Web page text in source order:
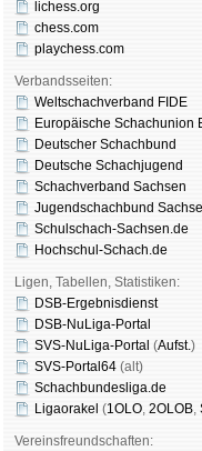
lichess.org
chess.com
playchess.com
Verbandsseiten:
Weltschachverband FIDE
Europäische Schachunion
Deutscher Schachbund
Deutsche Schachjugend
Schachverband Sachsen
Jugendschachbund
Schulschach-Sachsen.de
Hochschul-Schach.de
Ligen, Tabellen, Statistiken:
DSB-Ergebnisdienst
DSB-NuLiga-Portal
SVS-NuLiga-Portal (Aufst.)
SVS-Portal64 (alt)
Schachbundesliga.de
Ligaorakel (1OLO, 2OLOB,
Vereinsfreundschaften: